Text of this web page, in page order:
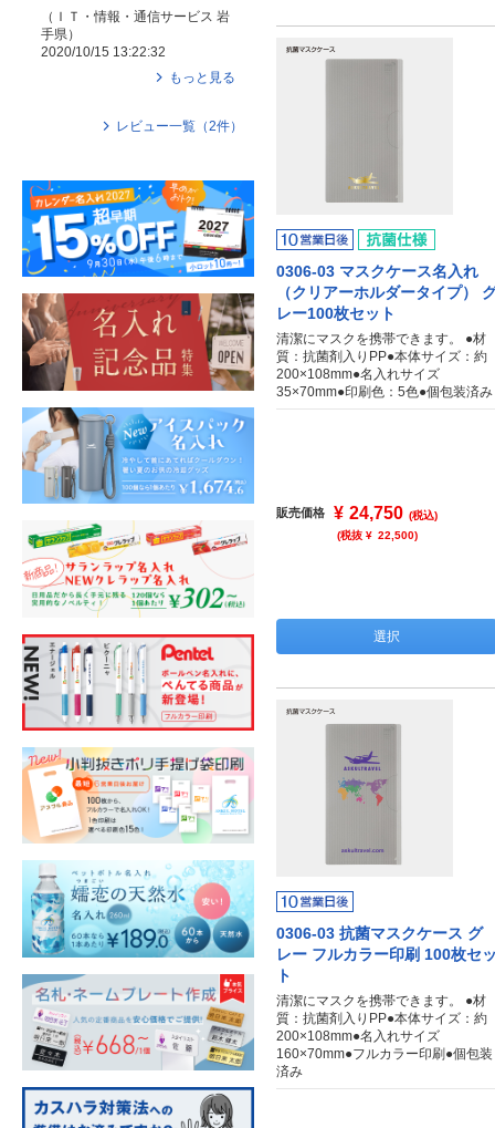
0306-03 マスクケース名入れ
（クリアーホルダータイプ）
レー100枚セット
清潔にマスクを携帯できます。 ●材
質：抗菌剤入りPP●本体サイズ：約
200×108mm●名入れサイズ
35×70mm●印刷色：5色●個包装済み
販売価格 ¥ 24,750 (税込)
(税抜 ¥ 22,500)
選択
0306-03 抗菌マスクケース グ
レー フルカラー印刷 100枚セ
ト
清潔にマスクを携帯できます。 ●材
質：抗菌剤入りPP●本体サイズ：約
200×108mm●名入れサイズ
160×70mm●フルカラー印刷●個包装
済み
（ ＩＴ・情報・通信サービス 岩
手県）
2020/10/15 13:22:32
もっと見る
レビュー一覧（2件）